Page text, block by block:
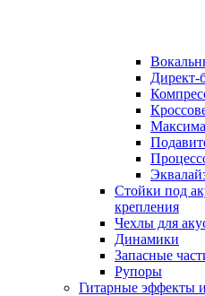
Директ-
Стойки под
крепления
Чехлы для
Динамики
Запасные
Рупоры
Гитарные эффекты